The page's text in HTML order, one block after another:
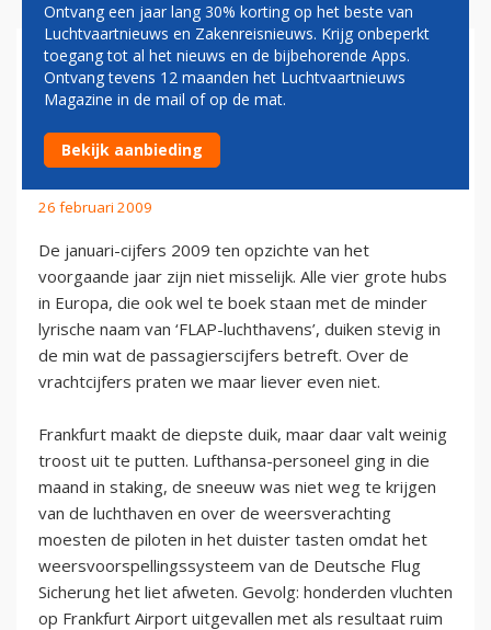
JAAP DE WIT: OVER
DUIKENDE DUAL HUBS EN
STAATSGARANTIES
26 februari 2009
De januari-cijfers 2009 ten opzichte van het
voorgaande jaar zijn niet misselijk. Alle vier grote hubs
in Europa, die ook wel te boek staan met de minder
lyrische naam van ‘FLAP-luchthavens’, duiken stevig in
de min wat de passagierscijfers betreft. Over de
vrachtcijfers praten we maar liever even niet.
Frankfurt maakt de diepste duik, maar daar valt weinig
troost uit te putten. Lufthansa-personeel ging in die
maand in staking, de sneeuw was niet weg te krijgen
van de luchthaven en over de weersverachting
moesten de piloten in het duister tasten omdat het
weersvoorspellingssysteem van de Deutsche Flug
Sicherung het liet afweten. Gevolg: honderden vluchten
op Frankfurt Airport uitgevallen met als resultaat ruim
Ontvang een jaar lang 30% korting op het beste van
Luchtvaartnieuws en Zakenreisnieuws. Krijg onbeperkt
toegang tot al het nieuws en de bijbehorende Apps.
Ontvang tevens 12 maanden het Luchtvaartnieuws
Magazine in de mail of op de mat.
Bekijk aanbieding